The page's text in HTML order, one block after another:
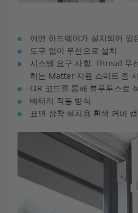
어떤 하드웨어가 설치되어 있
도구 없이 무선으로 설치
시스템 요구 사항: Thread 무
하는 Matter 지원 스마트 홈
QR 코드를 통해 블루투스로
배터리 작동 방식
표면 장착 설치용 흰색 커버